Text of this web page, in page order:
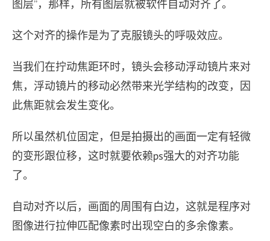
图层”，那样，所有图层就被软件自动对齐了。
这个对齐的操作是为了克服镜头的呼吸效应。
当我们在拧动焦距环时，镜头会移动浮动镜片来对
焦，浮动镜片的移动必然带来光学结构的改变，因
此焦距就会发生变化。
所以虽然机位固定，但是拍摄出的画面一定有轻微
的变形跟位移，这时就要依赖ps强大的对齐功能
了。
自动对齐以后，画面的周围有白边，这就是程序对
图像进行拉伸匹配像素时出现空白的多余像素。